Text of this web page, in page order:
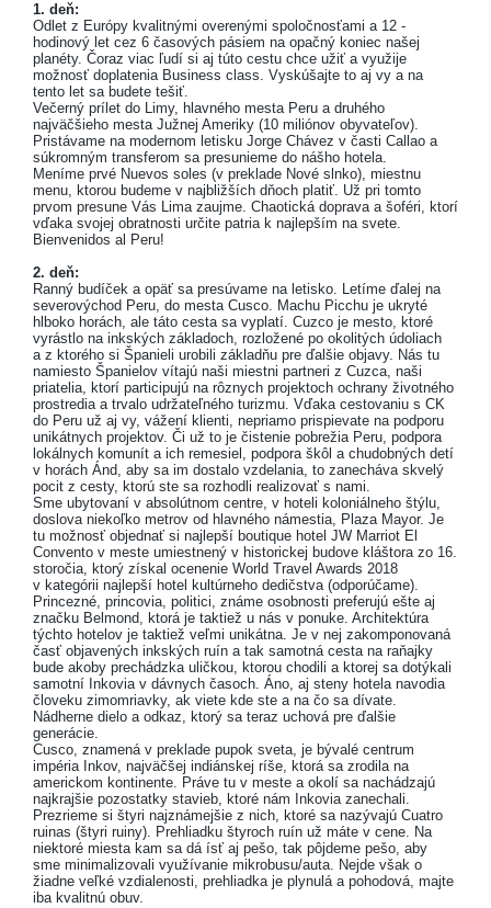
1. deň:
Odlet z Európy kvalitnými overenými spoločnosťami a 12 -
hodinový let cez 6 časových pásiem na opačný koniec našej
planéty. Čoraz viac ľudí si aj túto cestu chce užiť a využije
možnosť doplatenia Business class. Vyskúšajte to aj vy a na
tento let sa budete tešiť.
Večerný prílet do Limy, hlavného mesta Peru a druhého
najväčšieho mesta Južnej Ameriky (10 miliónov obyvateľov).
Pristávame na modernom letisku Jorge Chávez v časti Callao a
súkromným transferom sa presunieme do nášho hotela.
Meníme prvé Nuevos soles (v preklade Nové slnko), miestnu
menu, ktorou budeme v najbližších dňoch platiť. Už pri tomto
prvom presune Vás Lima zaujme. Chaotická doprava a šoféri, ktorí
vďaka svojej obratnosti určite patria k najlepším na svete.
Bienvenidos al Peru!
2. deň:
Ranný budíček a opäť sa presúvame na letisko. Letíme ďalej na
severovýchod Peru, do mesta Cusco. Machu Picchu je ukryté
hlboko horách, ale táto cesta sa vyplatí. Cuzco je mesto, ktoré
vyrástlo na inkských základoch, rozložené po okolitých údoliach
a z ktorého si Španieli urobili základňu pre ďalšie objavy. Nás tu
namiesto Španielov vítajú naši miestni partneri z Cuzca, naši
priatelia, ktorí participujú na rôznych projektoch ochrany životného
prostredia a trvalo udržateľného turizmu. Vďaka cestovaniu s CK
do Peru už aj vy, vážení klienti, nepriamo prispievate na podporu
unikátnych projektov. Či už to je čistenie pobrežia Peru, podpora
lokálnych komunít a ich remesiel, podpora škôl a chudobných detí
v horách Ánd, aby sa im dostalo vzdelania, to zanecháva skvelý
pocit z cesty, ktorú ste sa rozhodli realizovať s nami.
Sme ubytovaní v absolútnom centre, v hoteli koloniálneho štýlu,
doslova niekoľko metrov od hlavného námestia, Plaza Mayor. Je
tu možnosť objednať si najlepší boutique hotel JW Marriot El
Convento v meste umiestnený v historickej budove kláštora zo 16.
storočia, ktorý získal ocenenie World Travel Awards 2018
v kategórii najlepší hotel kultúrneho dedičstva (odporúčame).
Princezné, princovia, politici, známe osobnosti preferujú ešte aj
značku Belmond, ktorá je taktiež u nás v ponuke. Architektúra
týchto hotelov je taktiež veľmi unikátna. Je v nej zakomponovaná
časť objavených inkských ruín a tak samotná cesta na raňajky
bude akoby prechádzka uličkou, ktorou chodili a ktorej sa dotýkali
samotní Inkovia v dávnych časoch. Áno, aj steny hotela navodia
človeku zimomriavky, ak viete kde ste a na čo sa dívate.
Nádherne dielo a odkaz, ktorý sa teraz uchová pre ďalšie
generácie.
Cusco, znamená v preklade pupok sveta, je bývalé centrum
impéria Inkov, najväčšej indiánskej ríše, ktorá sa zrodila na
americkom kontinente. Práve tu v meste a okolí sa nachádzajú
najkrajšie pozostatky stavieb, ktoré nám Inkovia zanechali.
Prezrieme si štyri najznámejšie z nich, ktoré sa nazývajú Cuatro
ruinas (štyri ruiny). Prehliadku štyroch ruín už máte v cene. Na
niektoré miesta kam sa dá ísť aj pešo, tak pôjdeme pešo, aby
sme minimalizovali využívanie mikrobusu/auta. Nejde však o
žiadne veľké vzdialenosti, prehliadka je plynulá a pohodová, majte
iba kvalitnú obuv.